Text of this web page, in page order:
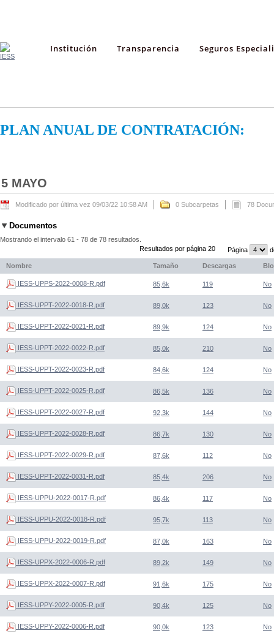
Institución Transparencia Seguros
PLAN ANUAL DE CONTRATACIÓN:
5 MAYO
Modificado por última vez 09/03/22 10:58 AM 0 Subcarpetas 78
Documentos
Mostrando el intervalo 61 - 78 de 78 resultados.
Resultados por página 20
Página
Nombre Tamaño Descargas
IESS-UPPS-2022-0008-R.pdf 85,6k 119 No
IESS-UPPT-2022-0018-R.pdf 89,0k 123 No
IESS-UPPT-2022-0021-R.pdf 89,9k 124 No
IESS-UPPT-2022-0022-R.pdf 85,0k 210 No
IESS-UPPT-2022-0023-R.pdf 84,6k 124 No
IESS-UPPT-2022-0025-R.pdf 86,5k 136 No
IESS-UPPT-2022-0027-R.pdf 92,3k 144 No
IESS-UPPT-2022-0028-R.pdf 86,7k 130 No
IESS-UPPT-2022-0029-R.pdf 87,6k 112 No
IESS-UPPT-2022-0031-R.pdf 85,4k 206 No
IESS-UPPU-2022-0017-R.pdf 86,4k 117 No
IESS-UPPU-2022-0018-R.pdf 95,7k 113 No
IESS-UPPU-2022-0019-R.pdf 87,0k 163 No
IESS-UPPX-2022-0006-R.pdf 89,2k 149 No
IESS-UPPX-2022-0007-R.pdf 91,6k 175 No
IESS-UPPY-2022-0005-R.pdf 90,4k 125 No
IESS-UPPY-2022-0006-R.pdf 90,0k 123 No